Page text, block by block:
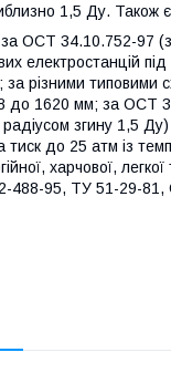
1,5 Ду. Також
за ОСТ 34.10.752-97
електростанцій
за різними
до 1620 мм; за ОСТ
згину 1,5
тиск до 25 атм із
харчової,
488-95, ТУ 51-29-